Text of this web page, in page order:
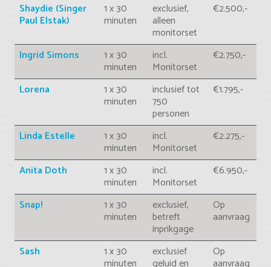
Shaydie (Singer
Paul Elstak)
1 x 30
minuten
exclusief,
alleen
monitorset
€2.500,-
Ingrid Simons 1 x 30
minuten
incl.
Monitorset
€2.750,-
Lorena 1 x 30
minuten
inclusief tot
750
personen
€1.795,-
Linda Estelle 1 x 30
minuten
incl.
Monitorset
€2.275,-
Anita Doth 1 x 30
minuten
incl.
Monitorset
€6.950,-
Snap! 1 x 30
minuten
exclusief,
betreft
inprikgage
Op
aanvraag
Sash 1 x 30
minuten
exclusief
geluid en
Op
aanvraag